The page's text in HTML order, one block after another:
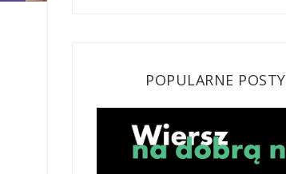
POPULARNE POSTY